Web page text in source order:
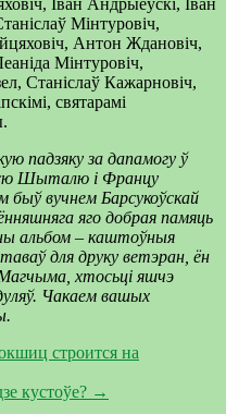
Іван Андрыеўскі, Іван
Мінтуровіч,
Антон Ждановіч,
Мінтуровіч,
Станіслаў Кажарновіч,
святарамі
падзяку за дапамогу ў
Шыталю і Францу
быў вучнем Барсукоўскай
яго добрая памяць
альбом – каштоўныя
для друку ветэран, ён
хтосьці яшчэ
Чакаем вашых
строится на
кустоўе? →